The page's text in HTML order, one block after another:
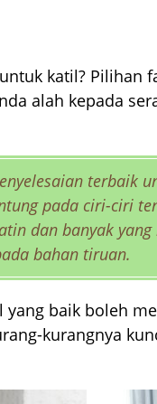
katil? Pilihan
alah kepada
terbaik
pada ciri-ciri
dan banyak
bahan tiruan.
baik boleh
kurangnya